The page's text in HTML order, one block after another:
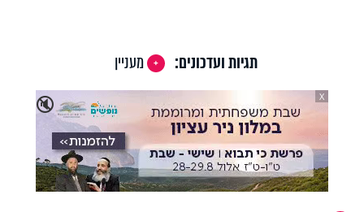
תגיות ועדכונים:
מעניין
🔇
X